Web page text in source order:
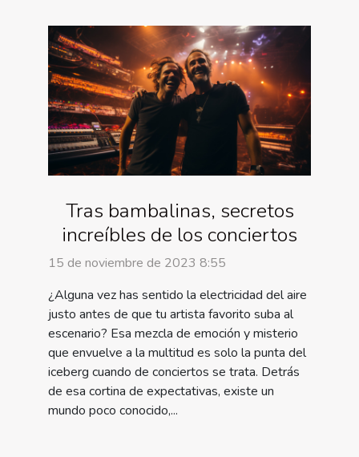
Tras bambalinas, secretos
increíbles de los conciertos
15 de noviembre de 2023 8:55
¿Alguna vez has sentido la electricidad del aire
justo antes de que tu artista favorito suba al
escenario? Esa mezcla de emoción y misterio
que envuelve a la multitud es solo la punta del
iceberg cuando de conciertos se trata. Detrás
de esa cortina de expectativas, existe un
mundo poco conocido,...